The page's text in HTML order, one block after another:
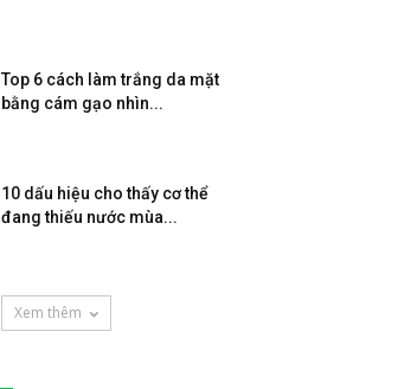
Top 6 cách làm trắng da mặt
bằng cám gạo nhìn...
10 dấu hiệu cho thấy cơ thể
đang thiếu nước mùa...
Xem thêm